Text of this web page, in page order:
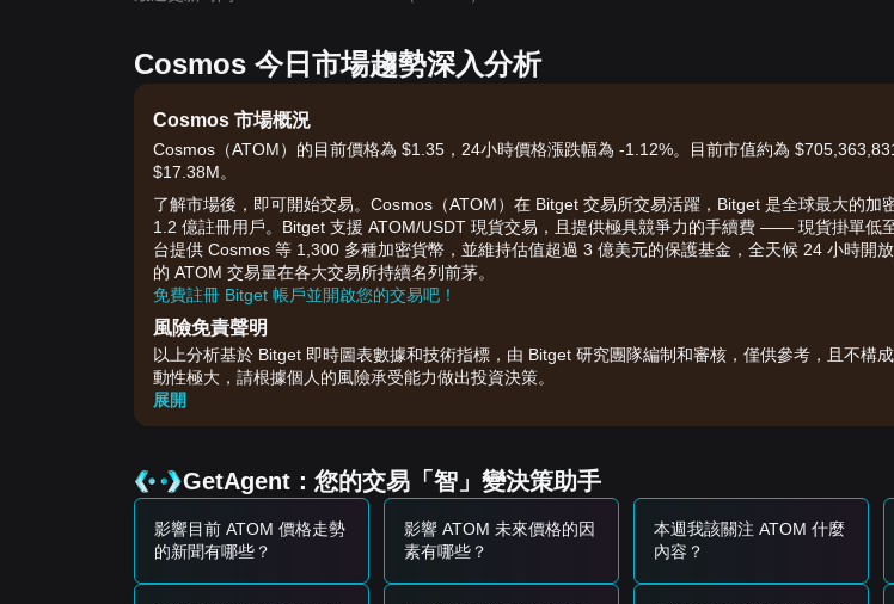
Cosmos 今日市場趨勢深入分析
Cosmos 市場概況
Cosmos（ATOM）的目前價格為 $1.35，24小時價格漲跌幅為 -1.12%。目前市值約為
$17.38M。
了解市場後，即可開始交易。Cosmos（ATOM）在 Bitget 交易所交易活躍，Bitget 是全球最大的加
1.2 億註冊用戶。Bitget 支援 ATOM/USDT 現貨交易，且提供極具競爭力的手續費 —— 現貨掛單低
台提供 Cosmos 等 1,300 多種加密貨幣，並維持估值超過 3 億美元的保護基金，全天候 24 小時開
的 ATOM 交易量在各大交易所持續名列前茅。
免費註冊 Bitget 帳戶並開啟您的交易吧！
風險免責聲明
以上分析基於 Bitget 即時圖表數據和技術指標，由 Bitget 研究團隊編制和審核，僅供參考，且不構
動性極大，請根據個人的風險承受能力做出投資決策。
展開
GetAgent：您的交易「智」變決策助手
影響目前 ATOM 價格走勢
的新聞有哪些？
影響 ATOM 未來價格的因
素有哪些？
本週我該關注 ATOM 什麼
內容？